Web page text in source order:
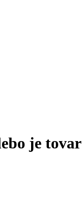
je tovar